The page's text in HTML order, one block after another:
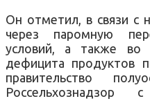
Он отметил, в связи с
через паромную
условий, а также во
дефицита продуктов
правительство
Россельхознадзор